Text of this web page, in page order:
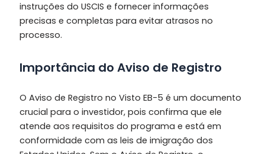
instruções do USCIS e fornecer informações
precisas e completas para evitar atrasos no
processo.
Importância do Aviso de Registro
O Aviso de Registro no Visto EB-5 é um documento
crucial para o investidor, pois confirma que ele
atende aos requisitos do programa e está em
conformidade com as leis de imigração dos